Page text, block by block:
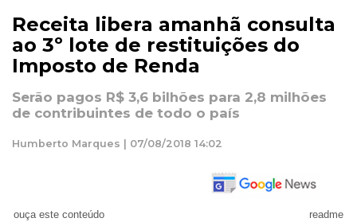
Receita libera amanhã consulta
ao 3º lote de restituições do
Imposto de Renda
Serão pagos R$ 3,6 bilhões para 2,8 milhões
de contribuintes de todo o país
Humberto Marques | 07/08/2018 14:02
ouça este conteúdo readme